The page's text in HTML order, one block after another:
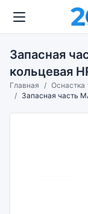
Запасная
кольцевая
Главная Оснастка
Запасная часть